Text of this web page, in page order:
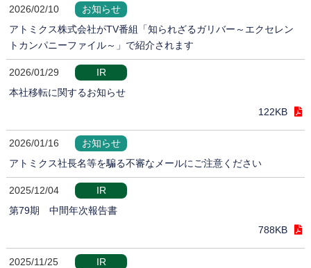
2026/02/10
お知らせ
アトミクス株式会社がTV番組「知られざるガリバー～エクセレン
トカンパニーファイル～」で紹介されます
2026/01/29
IR
本社移転に関するお知らせ
122KB
2026/01/16
お知らせ
アトミクス社長名等を騙る不審なメールにご注意ください
2025/12/04
IR
第79期 中間年次報告書
788KB
2025/11/25
IR